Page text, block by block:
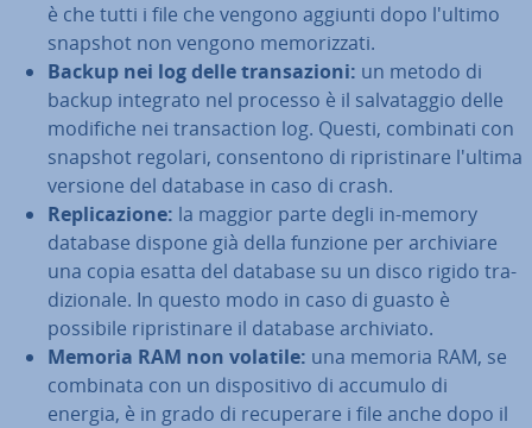
è che tutti i file che vengono aggiunti dopo l'ultimo
snapshot non vengono me­mo­riz­za­ti.
Backup nei log delle tran­sa­zio­ni: un metodo di
backup integrato nel processo è il sal­va­tag­gio delle
modifiche nei tran­sac­tion log. Questi, combinati con
snapshot regolari, con­sen­to­no di ri­pri­sti­na­re l'ultima
versione del database in caso di crash.
Re­pli­ca­zio­ne: la maggior parte degli in-memory
database dispone già della funzione per ar­chi­via­re
una copia esatta del database su un disco rigido tra­
di­zio­na­le. In questo modo in caso di guasto è
possibile ri­pri­sti­na­re il database ar­chi­via­to.
Memoria RAM non volatile: una memoria RAM, se
combinata con un di­spo­si­ti­vo di accumulo di
energia, è in grado di re­cu­pe­ra­re i file anche dopo il